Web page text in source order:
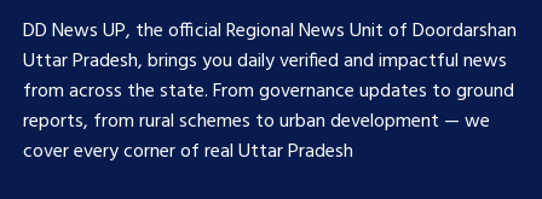
DD News UP, the official Regional News Unit of Doordarshan
Uttar Pradesh, brings you daily verified and impactful news
from across the state. From governance updates to ground
reports, from rural schemes to urban development — we
cover every corner of real Uttar Pradesh